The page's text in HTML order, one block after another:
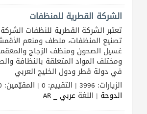
الدليل
القطري
POWERED
QHOST
الشركة القطرية للمنظفات
تعتبر الشركة القطرية للنظفات
تصنيع المنظفات، ملطف ومنعم
غسيل الصحون ومنظف الزجاج
ومختلف المواد المتعلقة بالنظافة
في دولة قطر ودول الخليج العربي
الزيارات: 3996 | التقييم: 0 | المقيّمين: 0 | المدينة
الدوحة | اللغة عربي _ AR